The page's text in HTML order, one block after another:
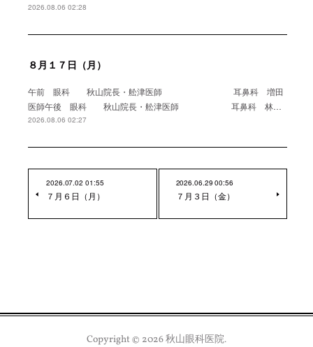
2026.08.06 02:28
８月１７日（月）
午前 眼科 秋山院長・舩津医師 耳鼻科 増田
医師午後 眼科 秋山院長・舩津医師 耳鼻科 林…
2026.08.06 02:27
2026.07.02 01:55
７月６日（月）
2026.06.29 00:56
７月３日（金）
Copyright © 2026秋山眼科医院.